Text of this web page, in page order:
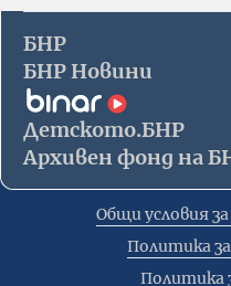
БНР
БНР Новини
Детското.БНР
Архивен фонд на
Общи условия
Политика
Политика